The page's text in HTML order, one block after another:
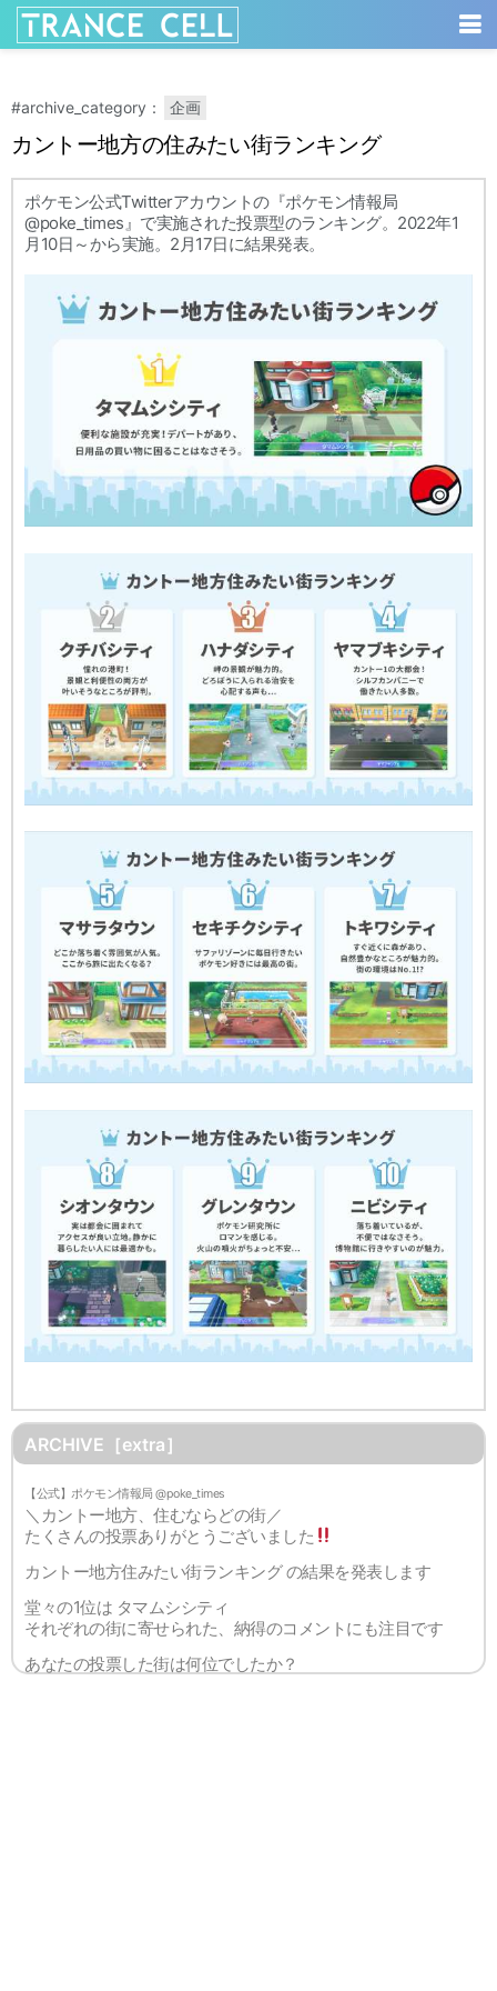
#archive_category： 企画
カントー地方の住みたい街ランキング
ポケモン公式Twitterアカウントの『ポケモン情報局
@poke_times』で実施された投票型のランキング。2022年1
月10日～から実施。2月17日に結果発表。
ARCHIVE［extra］
【公式】ポケモン情報局 @poke_times
＼カントー地方、住むならどの街／
たくさんの投票ありがとうございました
カントー地方住みたい街ランキング の結果を発表します
堂々の1位は タマムシシティ
それぞれの街に寄せられた、納得のコメントにも注目です
あなたの投票した街は何位でしたか？